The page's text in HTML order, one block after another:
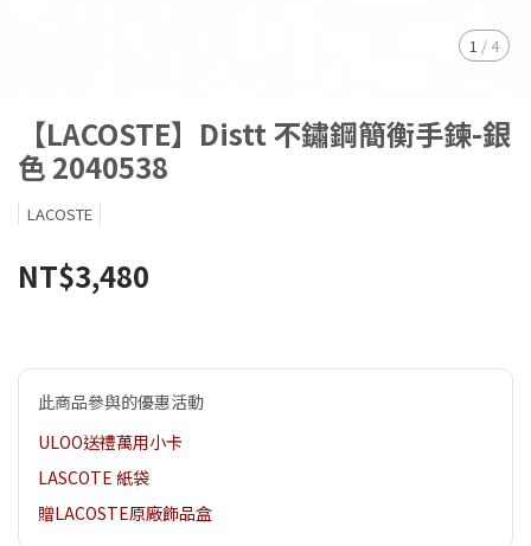
1 / 4
【LACOSTE】Distt 不鏽鋼簡衡手鍊-銀
色 2040538
LACOSTE
NT$3,480
此商品參與的優惠活動
ULOO送禮萬用小卡
LASCOTE 紙袋
贈LACOSTE原廠飾品盒